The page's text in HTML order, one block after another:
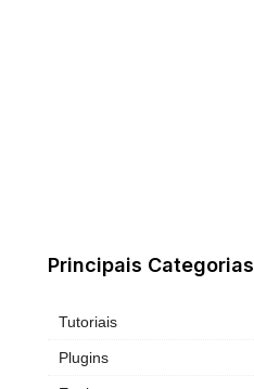
Principais Categorias
Tutoriais
Plugins